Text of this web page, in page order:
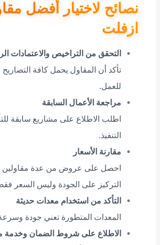
نصائح لاختيار أفضل
ازفلت
التحقق من التراخيص والاعتمادات
تأكد أن المقاول يحمل كافة التصاريح
للعمل.
مراجعة الأعمال السابقة
اطلب الاطلاع على مشاريع سابقة
التنفيذ.
مقارنة الأسعار
احصل على عروض من عدة مقاولين
التركيز على الجودة وليس السعر
التأكد من استخدام معدات حديثة
المعدات المتطورة تعني جودة
الاطلاع على شروط الضمان وخدمة ما